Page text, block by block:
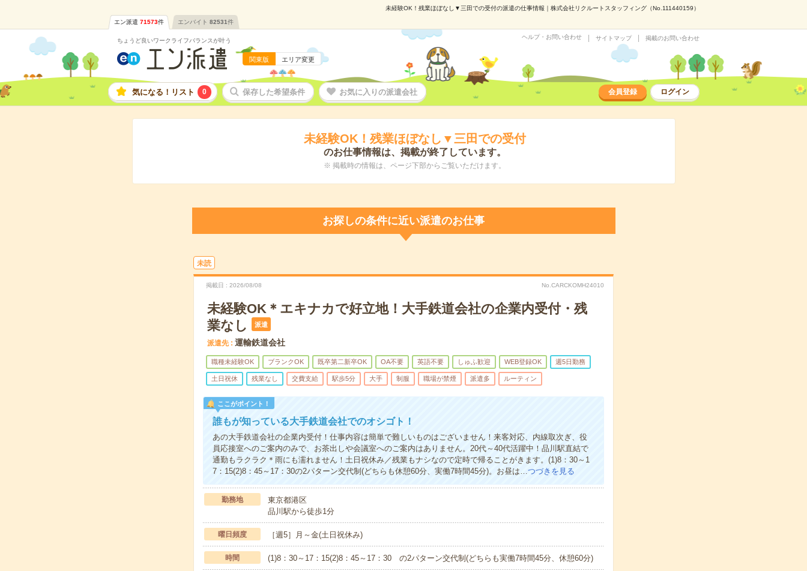
未経験OK！残業ほぼなし▼三田での受付の派遣の仕事情報｜株式会社リクルートスタッフィング（No.111440159）
エン派遣 71573件 エンバイト 82531件
ちょうど良いワークライフバランスが叶う
関東版 エリア変更
ヘルプ・お問い合わせ サイトマップ 掲載のお問い合わせ
気になる！リスト 0 保存した希望条件 お気に入りの派遣会社 会員登録 ログイン
未経験OK！残業ほぼなし▼三田での受付
のお仕事情報は、掲載が終了しています。
※ 掲載時の情報は、ページ下部からご覧いただけます。
お探しの条件に近い派遣のお仕事
未読
掲載日 2026/08/08 No.CARCKOMH24010
未経験OK＊エキナカで好立地！大手鉄道会社の企業内受付・残
業なし
派遣
派遣先 運輸鉄道会社
職種未経験OK ブランクOK 既卒第二新卒OK OA不要 英語不要 しゅふ歓迎 WEB登録OK 週5日勤務
土日祝休 残業なし 交費支給 駅歩5分 大手 制服 職場が禁煙 派遣多 ルーティン
ここがポイント！
誰もが知っている大手鉄道会社でのオシゴト！
あの大手鉄道会社の企業内受付！仕事内容は簡単で難しいものはございません！来客対応、内線取次ぎ、役
員応接室へのご案内のみで、お茶出しや会議室へのご案内はありません。20代～40代活躍中！品川駅直結で
通勤もラクラク＊雨にも濡れません！土日祝休み／残業もナシなので定時で帰ることがきます。(1)8：30～1
7：15(2)8：45～17：30の2パターン交代制(どちらも休憩60分、実働7時間45分)。お昼は…つづきを見る
勤務地
東京都港区
品川駅から徒歩1分
曜日頻度 ［週5］月～金(土日祝休み)
時間 (1)8：30～17：15(2)8：45～17：30 の2パターン交代制(どちらも実働7時間45分、休憩60分)